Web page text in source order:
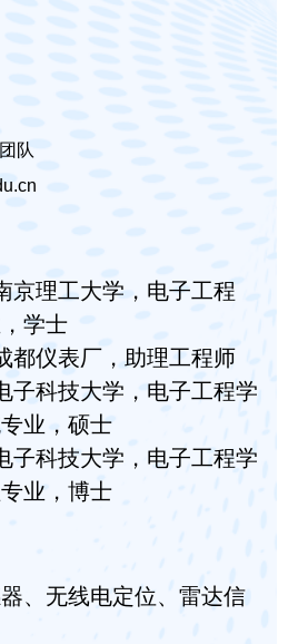
队
京理工大学，电子工程
学士
都仪表厂，助理工程师
子科技大学，电子工程学
业，硕士
子科技大学，电子工程学
业，博士
、无线电定位、雷达信